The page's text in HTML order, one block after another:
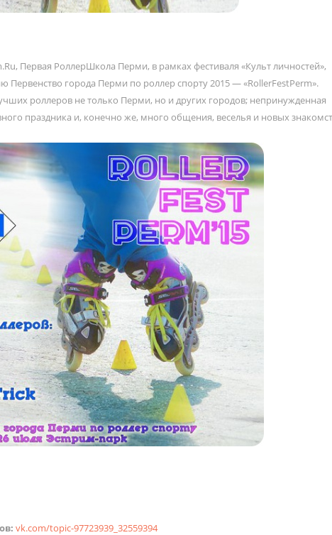
Первая РоллерШкола Перми, в рамках фестиваля «Культ личностей»,
Первенство города Перми по роллер спорту 2015 — «RollerFestPerm».
роллеров не только Перми, но и других городов; непринужденная
праздника и, конечно же, много общения, веселья и новых
vk.com/topic-97723939_32559394